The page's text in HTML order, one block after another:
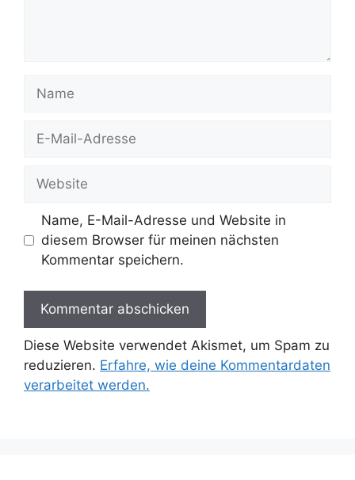
Name
Website
Name, E-Mail-Adresse und Website in
diesem Browser für meinen nächsten
Kommentar speichern.
Diese Website verwendet Akismet, um Spam zu
reduzieren. Erfahre, wie deine Kommentardaten
verarbeitet werden.